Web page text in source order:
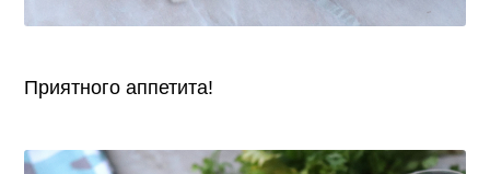
Приятного аппетита!